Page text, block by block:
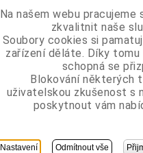
Na našem webu
zkvalitnit naše
Soubory cookies si
zařízení děláte. Díky
schopná se
Blokování některých
uživatelskou zkušenost s
poskytnout vám
Nastavení Odmítnout vše